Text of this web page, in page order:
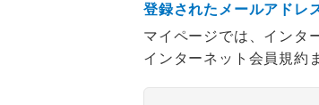
登録されたメールアドレ
マイページでは、インタ
インターネット会員規約